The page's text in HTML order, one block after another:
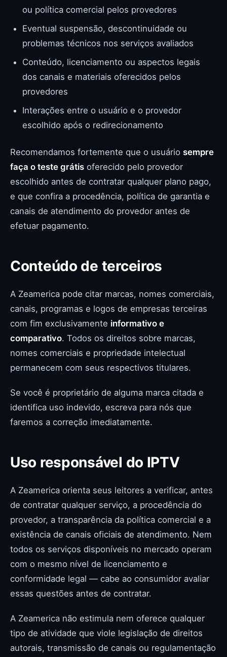
ou política comercial pelos provedores
Eventual suspensão, descontinuidade ou
problemas técnicos nos serviços avaliados
Conteúdo, licenciamento ou aspectos legais
dos canais e materiais oferecidos pelos
provedores
Interações entre o usuário e o provedor
escolhido após o redirecionamento
Recomendamos fortemente que o usuário sempre
faça o teste grátis oferecido pelo provedor
escolhido antes de contratar qualquer plano pago,
e que confira a procedência, política de garantia e
canais de atendimento do provedor antes de
efetuar pagamento.
Conteúdo de terceiros
A Zeamerica pode citar marcas, nomes comerciais,
canais, programas e logos de empresas terceiras
com fim exclusivamente informativo e
comparativo. Todos os direitos sobre marcas,
nomes comerciais e propriedade intelectual
permanecem com seus respectivos titulares.
Se você é proprietário de alguma marca citada e
identifica uso indevido, escreva para nós que
faremos a correção imediatamente.
Uso responsável do IPTV
A Zeamerica orienta seus leitores a verificar, antes
de contratar qualquer serviço, a procedência do
provedor, a transparência da política comercial e a
existência de canais oficiais de atendimento. Nem
todos os serviços disponíveis no mercado operam
com o mesmo nível de licenciamento e
conformidade legal — cabe ao consumidor avaliar
essas questões antes de contratar.
A Zeamerica não estimula nem oferece qualquer
tipo de atividade que viole legislação de direitos
autorais, transmissão de canais ou regulamentação